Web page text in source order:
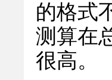
的格式
测算在
很高。